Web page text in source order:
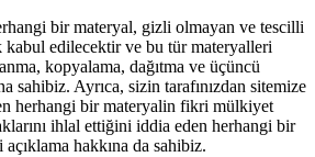
bir materyal, gizli olmayan ve tescilli
kabul edilecektir ve bu tür materyalleri
kopyalama, dağıtma ve üçüncü
sahibiz. Ayrıca, sizin tarafınızdan sitemize
herhangi bir materyalin fikri mülkiyet
ihlal ettiğini iddia eden herhangi bir
hakkına da sahibiz.